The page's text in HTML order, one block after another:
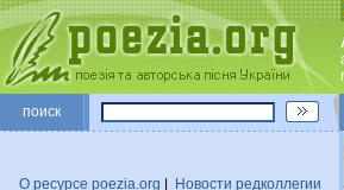
поиск
О ресурсе poezia.org
Новости редколлегии